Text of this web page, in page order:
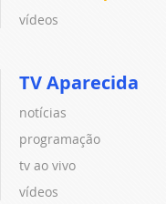
vídeos
TV Aparecida
notícias
programação
tv ao vivo
vídeos